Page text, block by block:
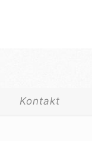
Kontakt